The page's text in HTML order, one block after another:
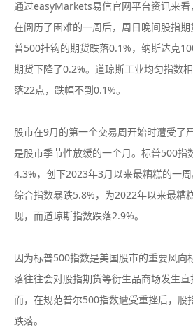
通过easyMarkets易信官网平台资讯来看
在阅历了困难的一周后，周日晚间股指
普500挂钩的期货跌落0.1%，纳斯达克
期货下降了0.2%。道琼斯工业均匀指数
落22点，跌幅不到0.1%。
股市在9月的第一个交易周开始时遭受了
是股市季节性放缓的一个月。标普500指
4.3%，创下2023年3月以来最糟糕的一
综合指数暴跌5.8%，为2022年以来最糟
现，而道琼斯指数跌落2.9%。
因为标普500指数是美国股市的重要风向
落往往会对股指期货等衍生品商场发生直
而，在规范普尔500指数遭受重挫后，股
跌落。